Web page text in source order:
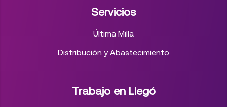
Servicios
Última Milla
Distribución y Abastecimiento
Trabajo en Llegó